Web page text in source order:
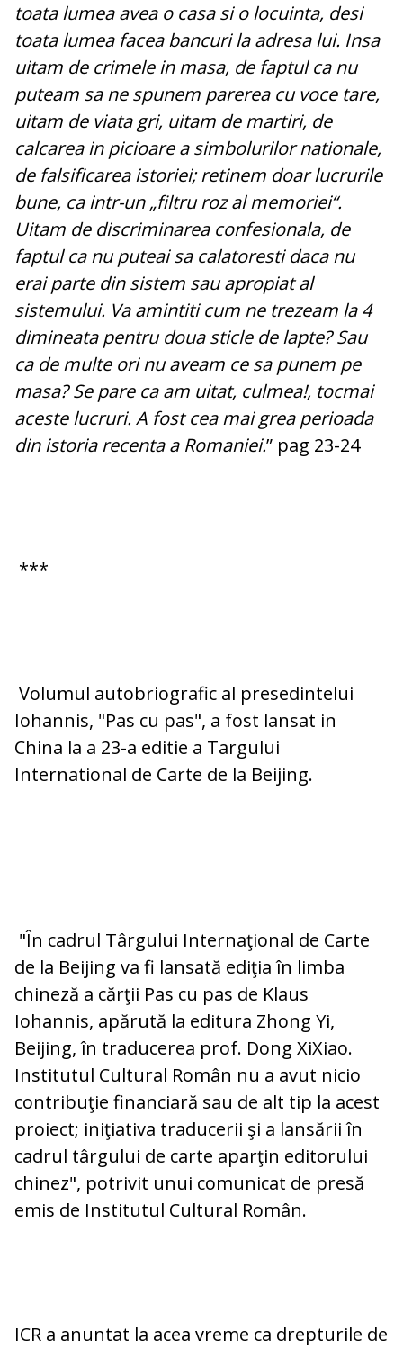
toata lumea avea o casa si o locuinta, desi
toata lumea facea bancuri la adresa lui. Insa
uitam de crimele in masa, de faptul ca nu
puteam sa ne spunem parerea cu voce tare,
uitam de viata gri, uitam de martiri, de
calcarea in picioare a simbolurilor nationale,
de falsificarea istoriei; retinem doar lucrurile
bune, ca intr-un „filtru roz al memoriei“.
Uitam de discriminarea confesionala, de
faptul ca nu puteai sa calatoresti daca nu
erai parte din sistem sau apropiat al
sistemului. Va amintiti cum ne trezeam la 4
dimineata pentru doua sticle de lapte? Sau
ca de multe ori nu aveam ce sa punem pe
masa? Se pare ca am uitat, culmea!, tocmai
aceste lucruri. A fost cea mai grea perioada
din istoria recenta a Romaniei.” pag 23-24
***
Volumul autobriografic al presedintelui
Iohannis, "Pas cu pas", a fost lansat in
China la a 23-a editie a Targului
International de Carte de la Beijing.
"În cadrul Târgului Internaţional de Carte
de la Beijing va fi lansată ediţia în limba
chineză a cărţii Pas cu pas de Klaus
Iohannis, apărută la editura Zhong Yi,
Beijing, în traducerea prof. Dong XiXiao.
Institutul Cultural Român nu a avut nicio
contribuţie financiară sau de alt tip la acest
proiect; iniţiativa traducerii şi a lansării în
cadrul târgului de carte aparţin editorului
chinez", potrivit unui comunicat de presă
emis de Institutul Cultural Român.
ICR a anuntat la acea vreme ca drepturile de